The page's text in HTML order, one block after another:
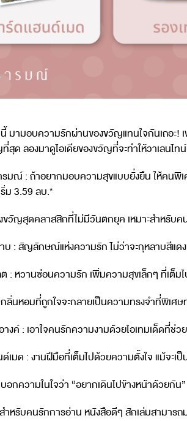
มามอบความรักผ่านของขวัญแทนใจกันเถอะ!
สุด ลองมาดูไอเดียของขวัญที่จะทำให้วาเลนไ
รมณ์ : ถ้าอยากมอบความสุขแบบยั่งยืน ให้คนพิ
ม 3.59 ลบ.*
ขวัญสุดคลาสสิกที่ไม่มีวันตกยุค เหมาะสำหรับ
: สัญลักษณ์แห่งความรัก ไม่ว่าจะกุหลาบสีแด
: หวานซ่อนความรัก เพิ่มความสุขเล็กๆ ที่เต็ม
ลิ่นหอมที่ถูกใจจะกลายเป็นความทรงจำที่พิเศ
างค์ : เอาใจคนรักความงามด้วยไอเทมเด็ดที่ช่
เมด : งานฝีมือที่เต็มไปด้วยความตั้งใจ แม้จะ
อกความในใจว่า “อยากเดินไปข้างหน้าด้วยกัน”
ำหรับคนรักการอ่าน หนังสือดีๆ สักเล่มสามารถ